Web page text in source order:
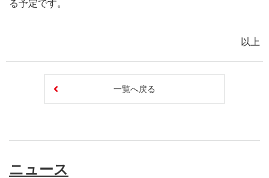
る予定です。
以上
一覧へ戻る
ニュース